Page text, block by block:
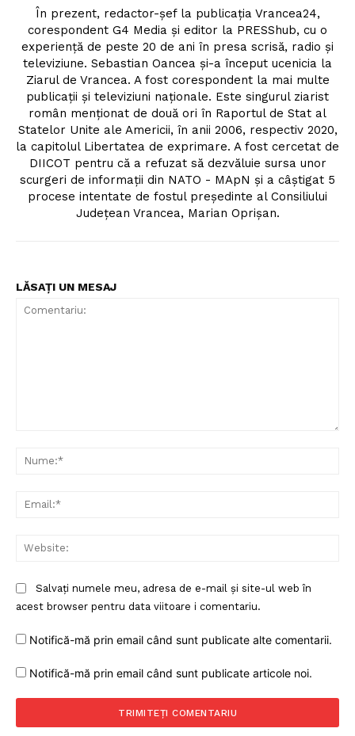
În prezent, redactor-șef la publicația Vrancea24,
corespondent G4 Media și editor la PRESShub, cu o
experiență de peste 20 de ani în presa scrisă, radio și
televiziune. Sebastian Oancea și-a început ucenicia la
Ziarul de Vrancea. A fost corespondent la mai multe
publicații și televiziuni naționale. Este singurul ziarist
român menționat de două ori în Raportul de Stat al
Statelor Unite ale Americii, în anii 2006, respectiv 2020,
la capitolul Libertatea de exprimare. A fost cercetat de
DIICOT pentru că a refuzat să dezvăluie sursa unor
scurgeri de informații din NATO - MApN și a câștigat 5
procese intentate de fostul președinte al Consiliului
Județean Vrancea, Marian Oprișan.
LĂSAȚI UN MESAJ
Salvați numele meu, adresa de e-mail și site-ul web în
acest browser pentru data viitoare i comentariu.
Notifică-mă prin email când sunt publicate alte comentarii.
Notifică-mă prin email când sunt publicate articole noi.